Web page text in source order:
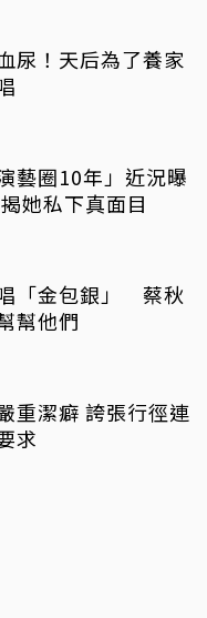
尿！天后為了養家
藝圈10年」近況曝
她私下真面目
「金包銀」 蔡秋
幫他們
重潔癖 誇張行徑連
求